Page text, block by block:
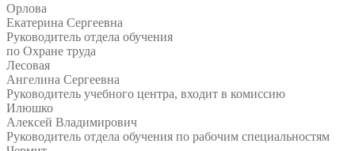
Орлова
Екатерина Сергеевна
Руководитель отдела обучения
по Охране труда
Лесовая
Ангелина Сергеевна
Руководитель учебного центра, входит в комиссию
Илюшко
Алексей Владимирович
Руководитель отдела обучения по рабочим специальностям